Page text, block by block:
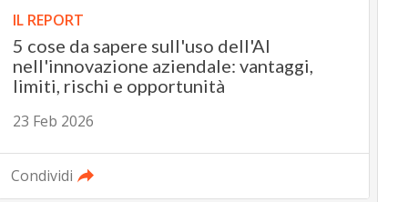
IL REPORT
5 cose da sapere sull'uso dell'AI
nell'innovazione aziendale: vantaggi,
limiti, rischi e opportunità
23 Feb 2026
Condividi